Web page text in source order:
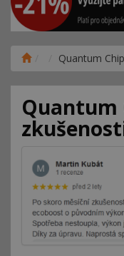
Quantum
Quantum